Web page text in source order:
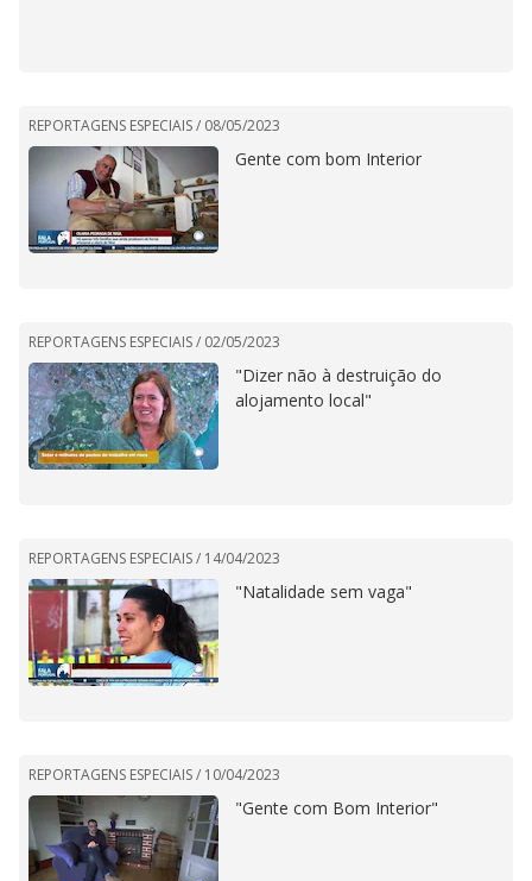
REPORTAGENS ESPECIAIS / 08/05/2023
Gente com bom Interior
REPORTAGENS ESPECIAIS / 02/05/2023
"Dizer não à destruição do
alojamento local"
REPORTAGENS ESPECIAIS / 14/04/2023
"Natalidade sem vaga"
REPORTAGENS ESPECIAIS / 10/04/2023
"Gente com Bom Interior"